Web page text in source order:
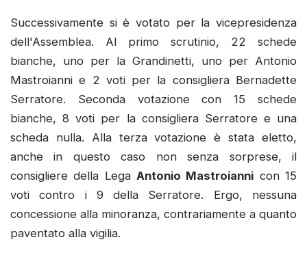
Successivamente si è votato per la vicepresidenza
dell'Assemblea. Al primo scrutinio, 22 schede
bianche, uno per la Grandinetti, uno per Antonio
Mastroianni e 2 voti per la consigliera Bernadette
Serratore. Seconda votazione con 15 schede
bianche, 8 voti per la consigliera Serratore e una
scheda nulla. Alla terza votazione è stata eletto,
anche in questo caso non senza sorprese, il
consigliere della Lega Antonio Mastroianni con 15
voti contro i 9 della Serratore. Ergo, nessuna
concessione alla minoranza, contrariamente a quanto
paventato alla vigilia.